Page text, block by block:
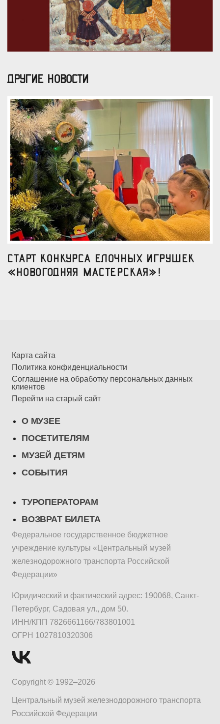
ДРУГИЕ НОВОСТИ
Старт конкурса елочных игрушек
«Новогодняя мастерская»!
Карта сайта
Политика конфиденциальности
Соглашение на обработку персональных данных
клиентов
Перейти на старый сайт
О МУЗЕЕ
ПОСЕТИТЕЛЯМ
МУЗЕЙ ДЕТЯМ
СОБЫТИЯ
ТУРОПЕРАТОРАМ
ВОЗВРАТ БИЛЕТА
Федеральное государственное бюджетное
учреждение культуры «Центральный музей
железнодорожного транспорта Российской
Федерации»
Юридический и фактический адрес: 190068, Санкт-
Петербург, Садовая ул., дом 50.
ИНН/КПП 7826661166/783801001
ОГРН 1027810320306
Copyright © 1992–2026
Центральный музей железнодорожного транспорта
Российской Федерации